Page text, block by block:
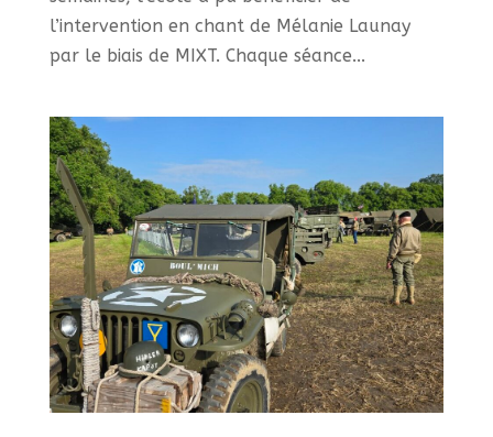
l’intervention en chant de Mélanie Launay
par le biais de MIXT. Chaque séance...